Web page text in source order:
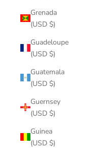
Grenada
(USD $)
Guadeloupe
(USD $)
Guatemala
(USD $)
Guernsey
(USD $)
Guinea
(USD $)